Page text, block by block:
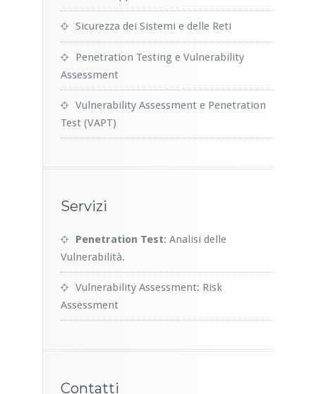
Sicurezza dei Sistemi e delle Reti
Penetration Testing e Vulnerability
Assessment
Vulnerability Assessment e Penetration
Test (VAPT)
Servizi
Penetration Test: Analisi delle
Vulnerabilità.
Vulnerability Assessment: Risk
Assessment
Contatti